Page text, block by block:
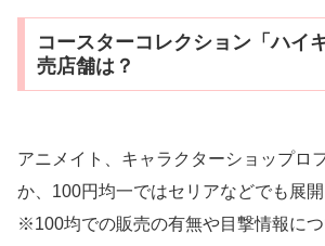
コースターコレクション「ハ
売店舗は？
アニメイト、キャラクターショップロ
か、100円均一ではセリアなどでも展開
※100均での販売の有無や目撃情報に